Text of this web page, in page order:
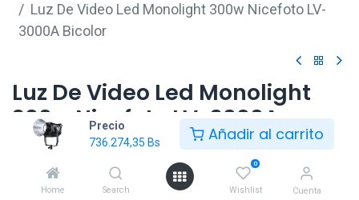
Precio
736.274,35 Bs Añadir al carrito
Home Search
0
Wishlist Cuenta
Luz De Video Led Monolight 300w Nicefoto LV-
3000A Bicolor
Luz De Video Led Monolight
300w Nicefoto LV-3000A
Bicolor
736.274,35Bs